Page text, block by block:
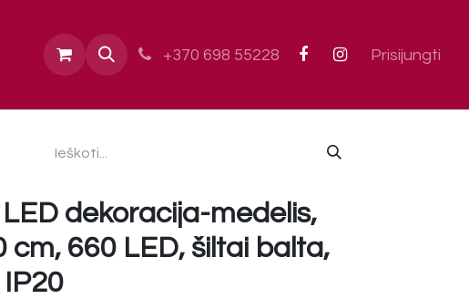
Kontaktai +370 698 55228 Prisijungti
dekoracija-medelis,
cm, 660 LED, šiltai balta,